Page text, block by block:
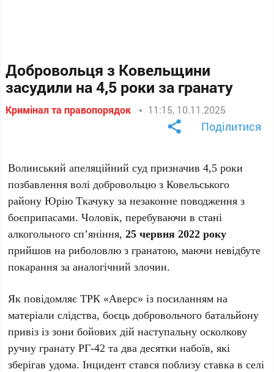
Добровольця з Ковельщини
засудили на 4,5 роки за гранату
Кримінал та правопорядок 11:15, 10.11.2025
Поділитися
Волинський апеляційний суд призначив 4,5 роки
позбавлення волі добровольцю з Ковельського
району Юрію Ткачуку за незаконне поводження з
боєприпасами. Чоловік, перебуваючи в стані
алкогольного сп’яніння,25 червня 2022 року
прийшов на риболовлю з гранатою, маючи невідбуте
покарання за аналогічний злочин.
Як повідомляє ТРК «Аверс» із посиланням на
матеріали слідства, боєць добровольчого батальйону
привіз із зони бойових дій наступальну осколкову
ручну гранату РГ-42 та два десятки набоїв, які
зберігав удома. Інцидент стався поблизу ставка в селі